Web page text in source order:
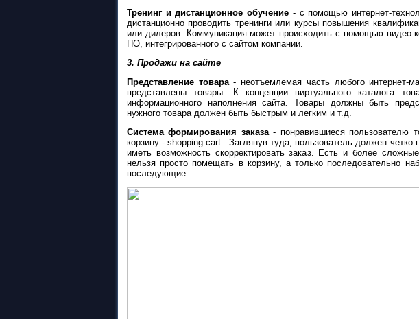
Тренинг и дистанционное обучение - с помощью интернет-
дистанционно проводить тренинги или курсы повышения
или дилеров. Коммуникация может происходить с помощью видео-
ПО, интегрированного с сайтом компании.
3. Продажи на сайте
Представление товара- неотъемлемая часть любого интернет-
представлены товары. К концепции виртуального каталога
информационного наполнения сайта. Товары должны быть
нужного товара должен быть быстрым и легким и т.д.
Система формирования заказа- понравившиеся пользователю
корзину - shopping cart . Заглянув туда, пользователь должен
иметь возможность скорректировать заказ. Есть и более
нельзя просто помещать в корзину, а только последовательно
последующие.